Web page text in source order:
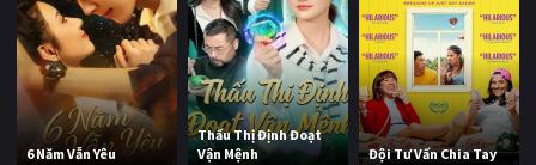
6 Năm Vẫn Yêu
Thấu Thị Định Đoạt
Vận Mệnh
Đội Tư Vấn Chia Tay